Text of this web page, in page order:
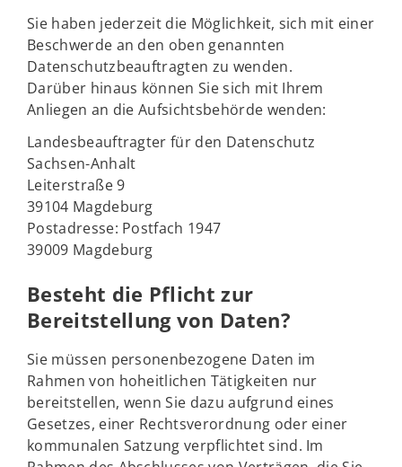
Sie haben jederzeit die Möglichkeit, sich mit einer
Beschwerde an den oben genannten
Datenschutzbeauftragten zu wenden.
Darüber hinaus können Sie sich mit Ihrem
Anliegen an die Aufsichtsbehörde wenden:
Landesbeauftragter für den Datenschutz
Sachsen-Anhalt
Leiterstraße 9
39104 Magdeburg
Postadresse: Postfach 1947
39009 Magdeburg
Besteht die Pflicht zur
Bereitstellung von Daten?
Sie müssen personenbezogene Daten im
Rahmen von hoheitlichen Tätigkeiten nur
bereitstellen, wenn Sie dazu aufgrund eines
Gesetzes, einer Rechtsverordnung oder einer
kommunalen Satzung verpflichtet sind. Im